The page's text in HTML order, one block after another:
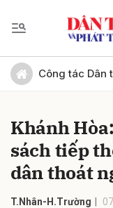
Công tác Dân
Khánh
sách tiếp
dân thoát
T.Nhân-H.Trường
Gửi bình luận